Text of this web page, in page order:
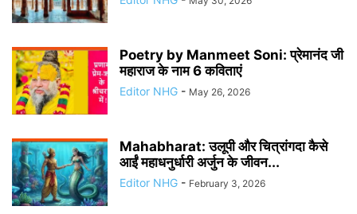
Poetry by Manmeet Soni: प्रेमानंद जी
महाराज के नाम 6 कविताएं
Editor NHG - May 26, 2026
Mahabharat: उलूपी और चित्रांगदा कैसे
आईं महाधनुर्धारी अर्जुन के जीवन...
Editor NHG - February 3, 2026